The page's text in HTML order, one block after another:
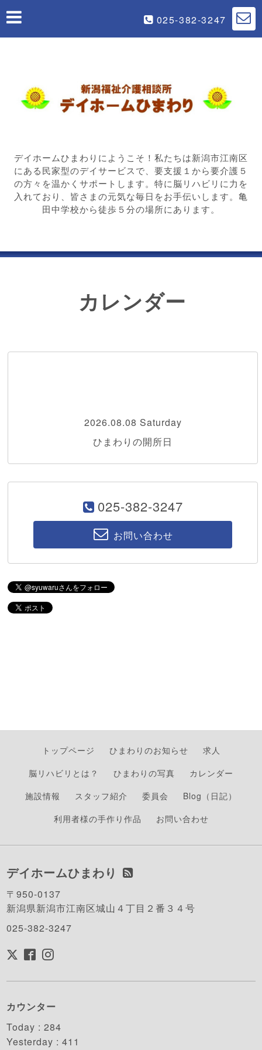
025-382-3247
デイホームひまわりにようこそ！私たちは新潟市江南区
にある民家型のデイサービスで、要支援１から要介護５
の方々を温かくサポートします。特に脳リハビリに力を
入れており、皆さまの元気な毎日をお手伝いします。亀
田中学校から徒歩５分の場所にあります。
カレンダー
2026.08.08 Saturday
ひまわりの開所日
025-382-3247
お問い合わせ
トップページ ひまわりのお知らせ
求人
脳リハビリとは？
ひまわりの写真
カレンダー
施設情報
スタッフ紹介 委員会
Blog（日記）
利用者様の手作り作品
お問い合わせ
デイホームひまわり
〒950-0137
新潟県新潟市江南区城山４丁目２番３４号
025-382-3247
カウンター
Today :284
Yesterday :411